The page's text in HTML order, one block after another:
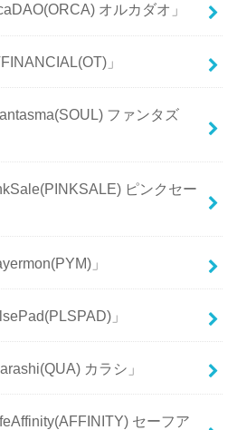
オルカダオ」
」
ファンタズ
ピンクセー
」
」
カラシ」
セーフア